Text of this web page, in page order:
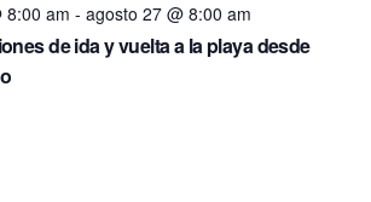
8:00 am - agosto 27 @ 8:00 am
de ida y vuelta a la playa desde